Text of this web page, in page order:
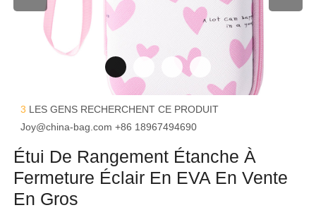
3 LES GENS RECHERCHENT CE PRODUIT
Joy@china-bag.com +86 18967494690
Étui De Rangement Étanche À
Fermeture Éclair En EVA En Vente
En Gros